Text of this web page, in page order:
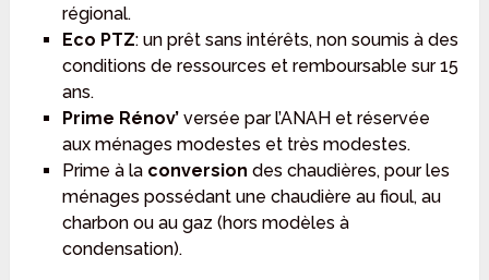
régional.
Eco PTZ: un prêt sans intérêts, non soumis à des
conditions de ressources et remboursable sur 15
ans.
Prime Rénov’versée par l’ANAH et réservée
aux ménages modestes et très modestes.
Prime à la conversion des chaudières, pour les
ménages possédant une chaudière au fioul, au
charbon ou au gaz (hors modèles à
condensation).